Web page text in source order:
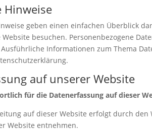
Hinweise
geben einen einfachen Überblick
Website besuchen. Personenbezogene
Informationen zum Thema
auf unserer Website
für die Datenerfassung auf dieser
auf dieser Website erfolgt durch
Website entnehmen.